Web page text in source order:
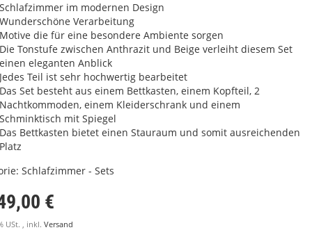
Schlafzimmer im modernen Design
Wunderschöne Verarbeitung
Motive die für eine besondere Ambiente sorgen
Die Tonstufe zwischen Anthrazit und Beige verleiht diesem Set
einen eleganten Anblick
Jedes Teil ist sehr hochwertig bearbeitet
Das Set besteht aus einem Bettkasten, einem Kopfteil, 2
Nachtkommoden, einem Kleiderschrank und einem
Schminktisch mit Spiegel
Das Bettkasten bietet einen Stauraum und somit ausreichenden
Platz
Schlafzimmer - Sets
€
USt. , inkl. Versand